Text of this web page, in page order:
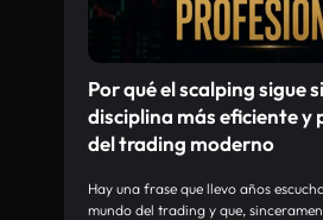
Por qué el scalping sigue
disciplina más eficiente y
del trading moderno
Hay una frase que llevo años
mundo del trading y que,